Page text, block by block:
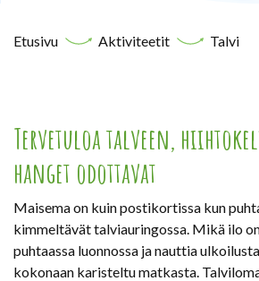
Etusivu Aktiviteetit Talvi
Tervetuloa talveen,
hanget odottavat
Maisema on kuin postikortissa kun
kimmeltävät talviauringossa. Mikä ilo
puhtaassa luonnossa ja nauttia
kokonaan karisteltu matkasta.